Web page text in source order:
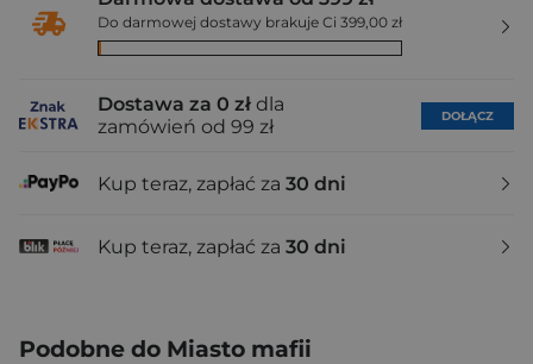
Do darmowej dostawy brakuje Ci 399,00 zł
Dostawa za 0 zł dla
zamówień od 99 zł
DOŁĄCZ
Kup teraz, zapłać za 30 dni
Kup teraz, zapłać za 30 dni
Podobne do Miasto mafii